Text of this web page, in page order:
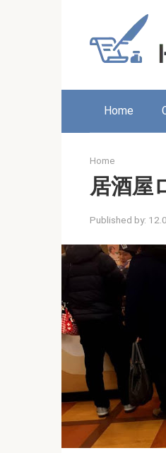
Home
Home
居酒屋
Published by: